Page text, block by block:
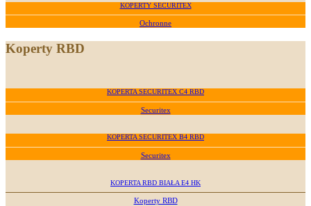
KOPERTY SECURITEX
Ochronne
Koperty RBD
KOPERTA SECURITEX C4 RBD
Securitex
KOPERTA SECURITEX B4 RBD
Securitex
KOPERTA RBD BIAŁA E4 HK
Koperty RBD